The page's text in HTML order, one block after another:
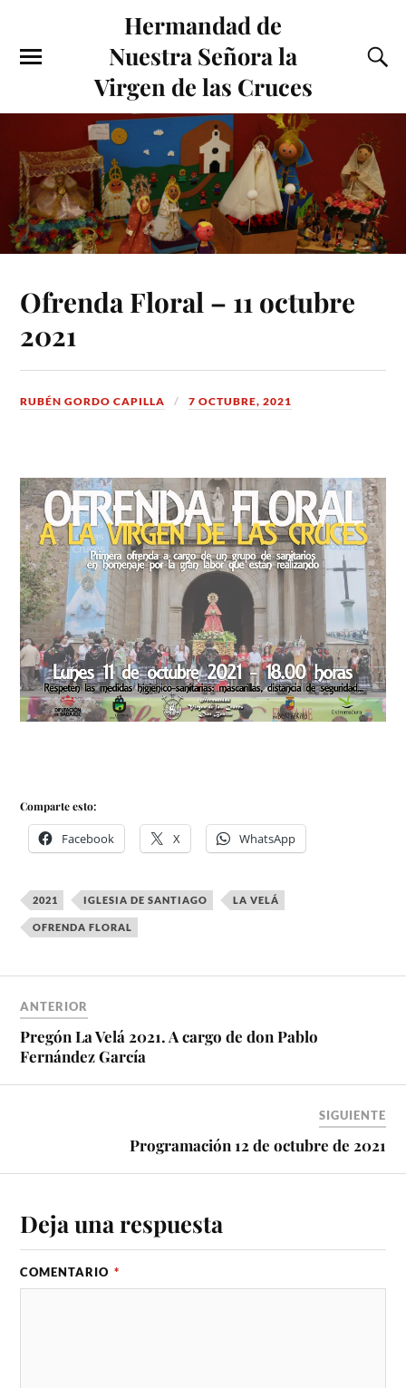
Hermandad de
Nuestra Señora la
Virgen de las Cruces
Ofrenda Floral – 11 octubre
2021
RUBÉN GORDO CAPILLA 7 OCTUBRE, 2021
Comparte esto:
Facebook X WhatsApp
2021 IGLESIA DE SANTIAGO LA VELÁ
OFRENDA FLORAL
ANTERIOR
Pregón La Velá 2021. A cargo de don Pablo
Fernández García
SIGUIENTE
Programación 12 de octubre de 2021
Deja una respuesta
COMENTARIO *